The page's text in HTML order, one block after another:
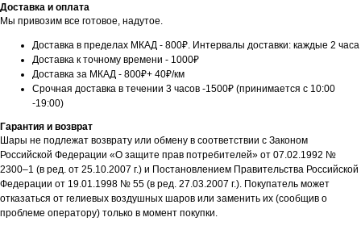
Доставка и оплата
Мы привозим все готовое, надутое.
Доставка в пределах МКАД - 800₽. Интервалы доставки: каждые 2 часа
Доставка к точному времени - 1000₽
Доставка за МКАД - 800₽+ 40₽/км
Срочная доставка в течении 3 часов -1500₽ (принимается с 10:00
-19:00)
Гарантия и возврат
Шары не подлежат возврату или обмену в соответствии с Законом
Российской Федерации «О защите прав потребителей» от 07.02.1992 №
2300–1 (в ред. от 25.10.2007 г.) и Постановлением Правительства Российской
Федерации от 19.01.1998 № 55 (в ред. 27.03.2007 г.). Покупатель может
отказаться от гелиевых воздушных шаров или заменить их (сообщив о
проблеме оператору) только в момент покупки.